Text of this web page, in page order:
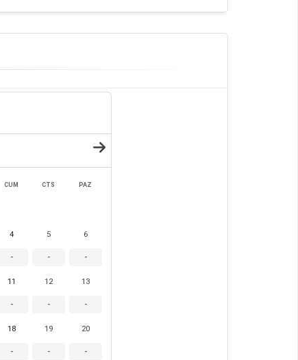
CUM CTS PAZ
4
-
5
-
6
-
11
-
12
-
13
-
18
-
19
-
20
-